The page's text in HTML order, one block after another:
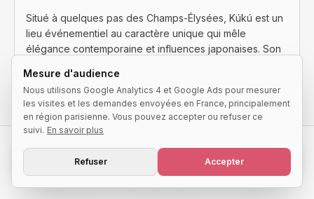
Situé à quelques pas des Champs-Élysées, Kúkú est un
lieu événementiel au caractère unique qui mêle
élégance contemporaine et influences japonaises. Son
et son atmosphère immersive créent un cadre
dépaysant, idéal pour accueillir des événements privés
ou professionnels dans un environnement résolument
premium.
Réparti sur plusieurs espaces aux ambiances
complémentaires, le lieu évolue au fil de la soirée.
D'abord propice aux échanges autour d'un cocktail ou
Demander une disponibilité
Mesure d'audience
Nous utilisons Google Analytics 4 et Google Ads pour mesurer
les visites et les demandes envoyées en France, principalement
en région parisienne. Vous pouvez accepter ou refuser ce
suivi. En savoir plus
Refuser Accepter